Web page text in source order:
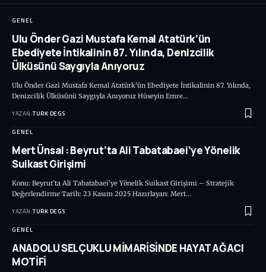
GENEL
Ulu Önder Gazi Mustafa Kemal Atatürk’ün
Ebediyete İntikalinin 87. Yılında, Denizcilik
Ülküsünü Saygıyla Anıyoruz
Ulu Önder Gazi Mustafa Kemal Atatürk’ün Ebediyete İntikalinin 87. Yılında,
Denizcilik Ülküsünü Saygıyla Anıyoruz Hüseyin Emre…
YAZAN:TURK DEGS
GENEL
Mert Ünsal : Beyrut’ta Ali Tabatabaei’ye Yönelik
Suikast Girişimi
Konu: Beyrut’ta Ali Tabatabaei’ye Yönelik Suikast Girişimi – Stratejik
Değerlendirme Tarih: 23 Kasım 2025 Hazırlayan: Mert…
YAZAN:TURK DEGS
GENEL
ANADOLU SELÇUKLU MİMARİSİNDE HAYAT AĞACI
MOTİFİ